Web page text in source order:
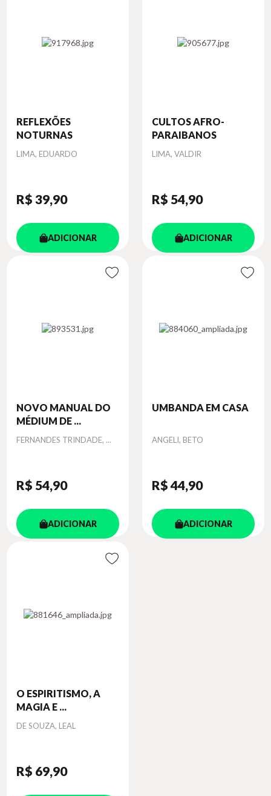
REFLEXÕES
NOTURNAS
Autor
LIMA, EDUARDO
R$ 39,90
ADICIONAR
CULTOS AFRO-
PARAIBANOS
Autor
LIMA, VALDIR
R$ 54,90
ADICIONAR
NOVO MANUAL DO
MÉDIUM DE ...
Autor
FERNANDES TRINDADE, ...
R$ 54,90
ADICIONAR
UMBANDA EM CASA
Autor
ANGELI, BETO
R$ 44,90
ADICIONAR
O ESPIRITISMO, A
MAGIA E ...
Autor
DE SOUZA, LEAL
R$ 69,90